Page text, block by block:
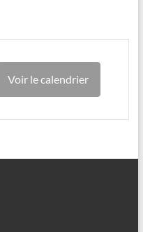
Voir le calendrier